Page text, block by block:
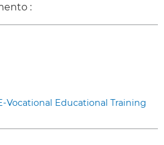
:
Vocational Educational Training